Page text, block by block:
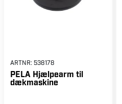
ARTNR: 538178
PELA Hjælpearm til
dækmaskine